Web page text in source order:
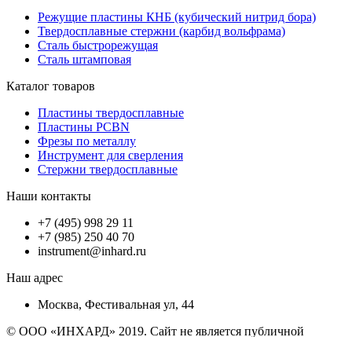
Режущие пластины КНБ (кубический нитрид бора)
Твердосплавные стержни (карбид вольфрама)
Сталь быстрорежущая
Сталь штамповая
Каталог товаров
Пластины твердосплавные
Пластины PCBN
Фрезы по металлу
Инструмент для сверления
Стержни твердосплавные
Наши контакты
+7 (495) 998 29 11
+7 (985) 250 40 70
instrument@inhard.ru
Наш адрес
Москва, Фестивальная ул, 44
© ООО «ИНХАРД» 2019. Сайт не является публичной